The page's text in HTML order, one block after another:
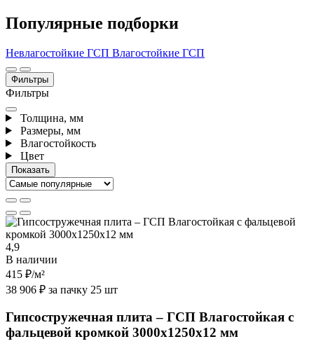
Популярные подборки
Невлагостойкие ГСП Влагостойкие ГСП
Фильтры
Фильтры
Толщина, мм
Размеры, мм
Влагостойкость
Цвет
4,9
В наличии
415 ₽/м²
38 906 ₽ за пачку 25 шт
Гипсостружечная плита – ГСП Влагостойкая с
фальцевой кромкой 3000х1250х12 мм